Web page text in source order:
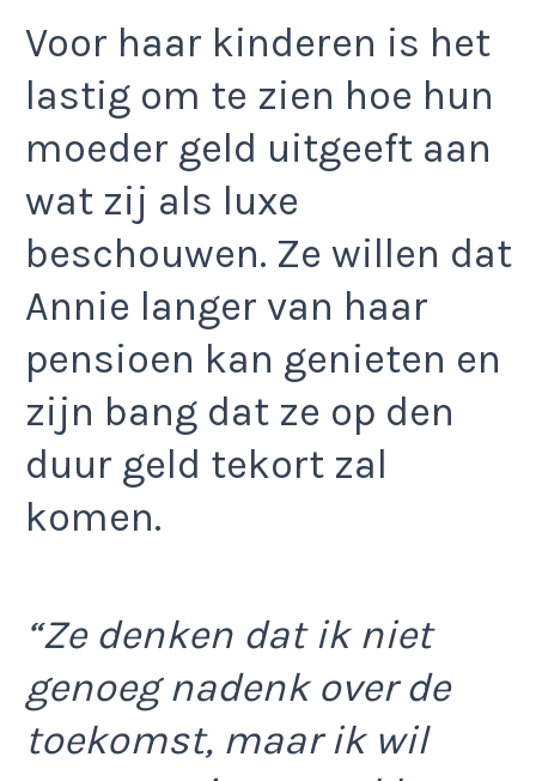
Voor haar kinderen is het
lastig om te zien hoe hun
moeder geld uitgeeft aan
wat zij als luxe
beschouwen. Ze willen dat
Annie langer van haar
pensioen kan genieten en
zijn bang dat ze op den
duur geld tekort zal
komen.
“Ze denken dat ik niet
genoeg nadenk over de
toekomst, maar ik wil